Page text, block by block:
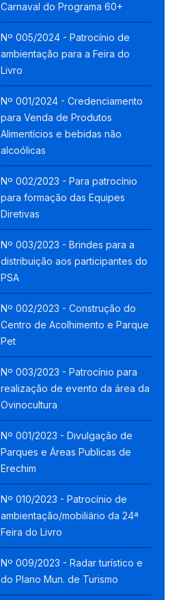
Carnaval do Programa 60+
Nº 005/2024 - Patrocínio de
ambientação para a Feira do
Livro
Nº 001/2024 - Credenciamento
para Venda de Produtos
Alimentícios e bebidas não
alcoólicas
Nº 002/2023 - Para patrocínio
para formação das Equipes
Diretivas
Nº 003/2023 - Brindes para a
distribuição aos participantes do
PSA
Nº 002/2023 - Construção do
Centro de Acolhimento e Parque
Pet
Nº 003/2023 - Patrocínio para
realização de evento da área da
Ovinocultura
Nº 001/2023 - Divulgação de
Parques e Áreas Publicas de
Erechim
Nº 010/2023 - Patrocínio de
ambientação/mobiliário da 24ª
Feira do Livro
Nº 009/2023 - Radar turístico e
do Plano Mun. de Turismo